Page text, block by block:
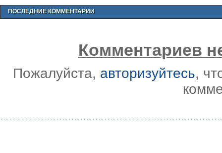
ПОСЛЕДНИЕ КОММЕНТАРИИ
Комментариев
Пожалуйста, авторизуйтесь,